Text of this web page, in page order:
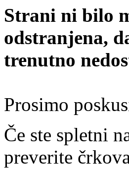
Strani ni bilo
odstranjena,
trenutno
Prosimo
Če ste spletni
preverite